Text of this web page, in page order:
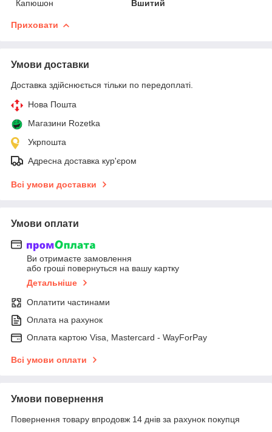
Капюшон Вшитий
Приховати
Умови доставки
Доставка здійснюється тільки по передоплаті.
Нова Пошта
Магазини Rozetka
Укрпошта
Адресна доставка кур'єром
Всі умови доставки
Умови оплати
Ви отримаєте замовлення
або гроші повернуться на вашу картку
Детальніше
Оплатити частинами
Оплата на рахунок
Оплата картою Visa, Mastercard - WayForPay
Всі умови оплати
Умови повернення
Повернення товару впродовж 14 днів за рахунок покупця